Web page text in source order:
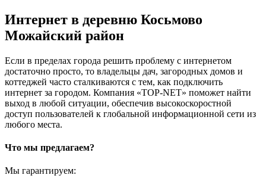
Интернет в деревню Косьмово
Можайский район
Если в пределах города решить проблему с интернетом
достаточно просто, то владельцы дач, загородных домов и
коттеджей часто сталкиваются с тем, как подключить
интернет за городом. Компания «TOP-NET» поможет найти
выход в любой ситуации, обеспечив высокоскоростной
доступ пользователей к глобальной информационной сети из
любого места.
Что мы предлагаем?
Мы гарантируем: